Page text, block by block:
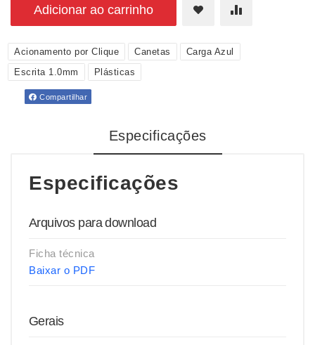
Adicionar ao carrinho
Acionamento por Clique Canetas
Carga Azul
Escrita 1.0mm
Plásticas
Compartilhar
Especificações
Especificações
Arquivos para download
Ficha técnica
Baixar o PDF
Gerais